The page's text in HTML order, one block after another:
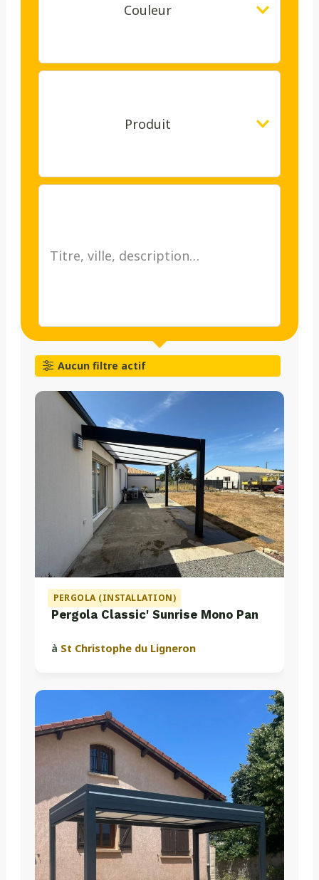
Couleur
Produit
Aucun filtre actif
PERGOLA (INSTALLATION)
Pergola Classic' Sunrise Mono Pan
à St Christophe du Ligneron